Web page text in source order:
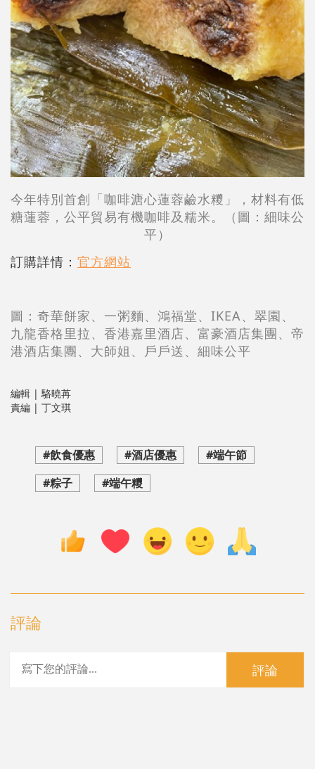
今年特別首創「咖啡溏心蓮蓉鹼水糭」，材料有低
糖蓮蓉，公平貿易有機咖啡及糯米。（圖：細味公
平）
訂購詳情： 官方網站
圖：奇華餅家、一粥麵、鴻福堂、IKEA、翠園、
九龍香格里拉、香港嘉里酒店、富豪酒店集團、帝
港酒店集團、大師姐、戶戶送、 細味公平
編輯 | 駱曉苒
責編 | 丁文琪
#飲食優惠 #酒店優惠
#端午節
#粽子
#端午糭
評論
評論